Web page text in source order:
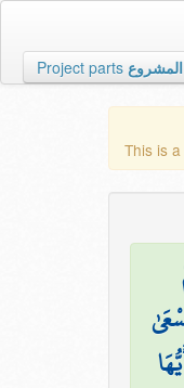
Project parts
This is